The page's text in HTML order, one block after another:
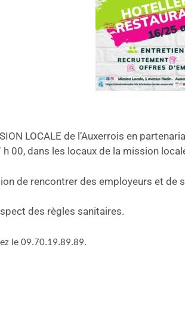
LOCALE de l’Auxerrois en
00, dans les locaux de la mission
de rencontrer des employeurs et
des règles sanitaires.
le 09.70.19.89.89.